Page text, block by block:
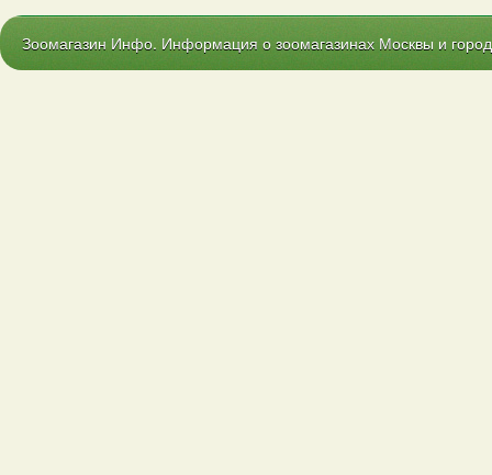
Зоомагазин Инфо. Информация о зоомагазинах Москвы и